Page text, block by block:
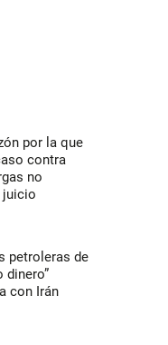
por la que
contra
no
juicio
petroleras de
dinero”
con Irán